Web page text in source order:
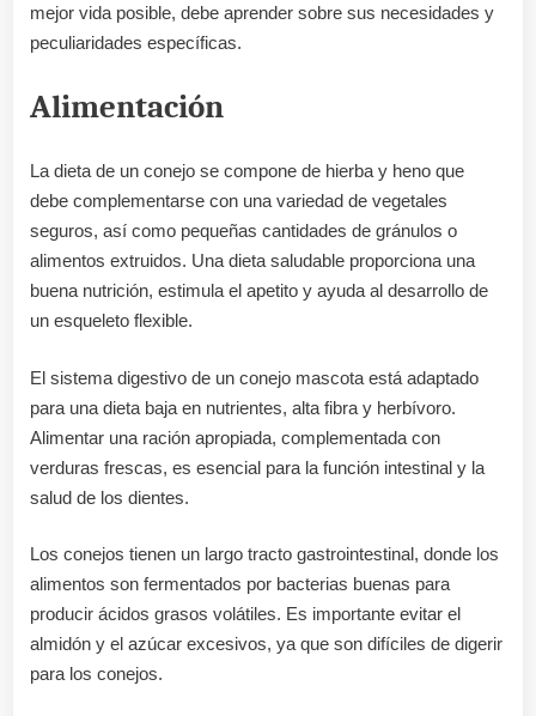
mejor vida posible, debe aprender sobre sus necesidades y
peculiaridades específicas.
Alimentación
La dieta de un conejo se compone de hierba y heno que
debe complementarse con una variedad de vegetales
seguros, así como pequeñas cantidades de gránulos o
alimentos extruidos. Una dieta saludable proporciona una
buena nutrición, estimula el apetito y ayuda al desarrollo de
un esqueleto flexible.
El sistema digestivo de un conejo mascota está adaptado
para una dieta baja en nutrientes, alta fibra y herbívoro.
Alimentar una ración apropiada, complementada con
verduras frescas, es esencial para la función intestinal y la
salud de los dientes.
Los conejos tienen un largo tracto gastrointestinal, donde los
alimentos son fermentados por bacterias buenas para
producir ácidos grasos volátiles. Es importante evitar el
almidón y el azúcar excesivos, ya que son difíciles de digerir
para los conejos.